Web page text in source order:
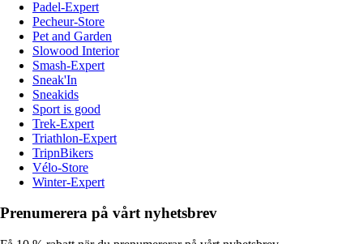
Padel-Expert
Pecheur-Store
Pet and Garden
Slowood Interior
Smash-Expert
Sneak'In
Sneakids
Sport is good
Trek-Expert
Triathlon-Expert
TripnBikers
Vélo-Store
Winter-Expert
Prenumerera på vårt nyhetsbrev